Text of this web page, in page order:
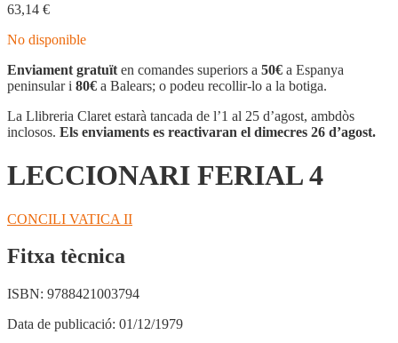
63,14 €
No disponible
Enviament gratuït en comandes superiors a 50€ a Espanya
peninsular i 80€ a Balears; o podeu recollir-lo a la botiga.
La Llibreria Claret estarà tancada de l’1 al 25 d’agost, ambdòs
inclosos. Els enviaments es reactivaran el dimecres 26 d’agost.
LECCIONARI FERIAL 4
CONCILI VATICA II
Fitxa tècnica
ISBN: 9788421003794
Data de publicació: 01/12/1979